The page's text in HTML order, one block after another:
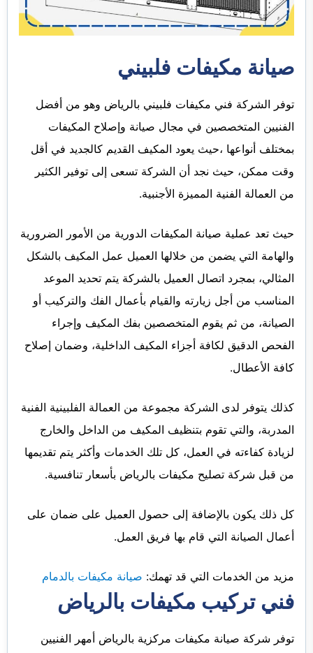
صيانة مكيفات فلبيني
توفر الشركة فني مكيفات فلبيني بالرياض وهو من أفضل
الفنيين المتخصصين في مجال صيانة وإصلاح المكيفات
بمختلف أنواعها ،حيث يعود المكيف القديم كالجديد في أقل
وقت ممكن، حيث نجد أن الشركة تسعى إلى توفير الكثير
من العمالة الفنية المميزة الأجنبية.
حيث تعد عملية صيانة المكيفات الدورية من الأمور الضرورية
والهامة التي يضمن من خلالها العميل عمل المكيف بالشكل
المثالي، بمجرد اتصال العميل بالشركة يتم تحديد الموعد
المناسب من أجل زيارته والقيام بأعمال الفك والتركيب أو
الصيانة، من ثم يقوم المتخصصين بفك المكيف وإجراء
الفحص الدقيق لكافة أجزاء المكيف الداخلية، وضمان إصلاح
كافة الأعطال.
كذلك يتوفر لدى الشركة مجموعة من العمالة الفلبينية الفنية
المدربة، والتي تقوم بتنظيف المكيف من الداخل والخارج
لزيادة كفاءته في العمل، كل تلك الخدمات وأكثر يتم تقديمها
من قبل شركة تصليح مكيفات بالرياض بأسعار تنافسية.
كل ذلك يكون بالإضافة إلى حصول العميل على ضمان على
أعمال الصيانة التي قام بها فريق العمل.
مزيد من الخدمات التي قد تهمك: صيانة مكيفات بالدمام
فني تركيب مكيفات بالرياض
توفر شركة صيانة مكيفات مركزية بالرياض أمهر الفنيين